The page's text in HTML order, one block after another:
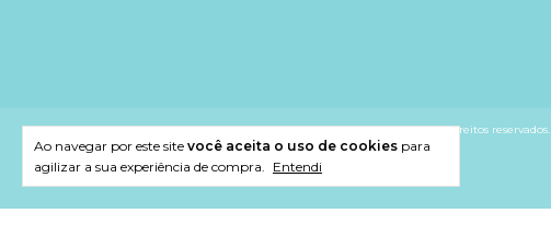
Ao navegar por este site você aceita o uso de cookies para
agilizar a sua experiência de compra. Entendi
Copyright Maêda Pratas - 47795849000162 - 2026. Todos os direitos reservados.